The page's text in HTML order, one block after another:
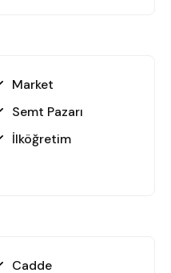
Market
Semt Pazarı
İlköğretim
Cadde